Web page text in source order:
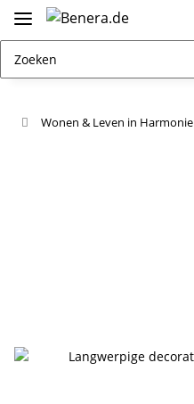
Wonen & Leven in Harmonie